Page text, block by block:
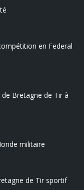
en Federal
Bretagne de Tir à
militaire
de Tir sportif